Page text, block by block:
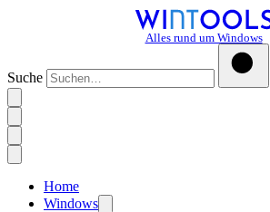
Alles rund um Windows
Suche
Home
Windows